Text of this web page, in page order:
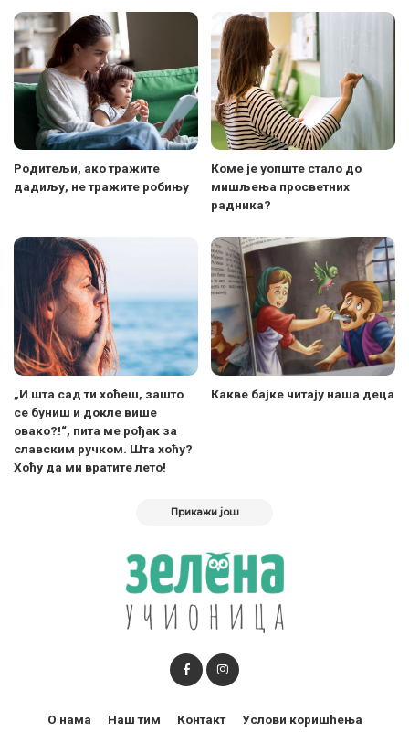
Родитељи, ако тражите
дадиљу, не тражите робињу
Коме је уопште стало до
мишљења просветних
радника?
„И шта сад ти хоћеш, зашто
се буниш и докле више
овако?!“, пита ме рођак за
славским ручком. Шта хоћу?
Хоћу да ми вратите лето!
Какве бајке читају наша деца
Прикажи још
О нама Наш тим Контакт Услови коришћења